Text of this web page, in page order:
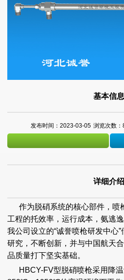
基本信息
发布时间：2023-03-05 浏览次数：
详细介绍
作为脱硝系统的核心部件，喷
工程的托效率，运行成本，氨逃
我公司设立的“诚誉喷枪研发中心
研究，不断创新，并与中国航天
品质量打下坚实基础。
HBCY-FV型脱硝喷枪采用降